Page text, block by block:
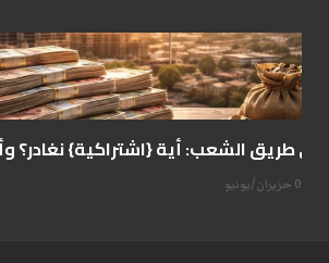
على طريق الشعب: أية {اشتراكية} نغادر؟
07 حزيران/يونيو